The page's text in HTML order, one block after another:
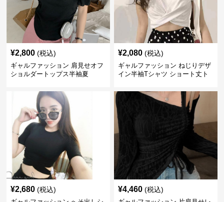
¥2,800 (税込)
ギャルファッション 肩見せオフ
ショルダートップス半袖夏
¥2,080 (税込)
ギャルファッション ねじりデザ
イン半袖Tシャツ ショート丈ト
¥2,680 (税込) ¥4,460 (税込)